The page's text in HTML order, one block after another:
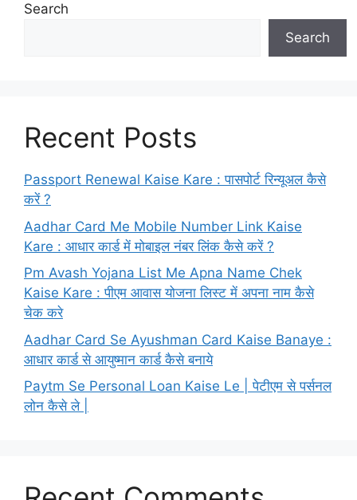
Search
Search
Recent Posts
Passport Renewal Kaise Kare : पासपोर्ट रिन्यूअल कैसे
करें ?
Aadhar Card Me Mobile Number Link Kaise
Kare : आधार कार्ड में मोबाइल नंबर लिंक कैसे करें ?
Pm Avash Yojana List Me Apna Name Chek
Kaise Kare : पीएम आवास योजना लिस्ट में अपना नाम कैसे
चेक करे
Aadhar Card Se Ayushman Card Kaise Banaye :
आधार कार्ड से आयुष्मान कार्ड कैसे बनाये
Paytm Se Personal Loan Kaise Le | पेटीएम से पर्सनल
लोन कैसे ले |